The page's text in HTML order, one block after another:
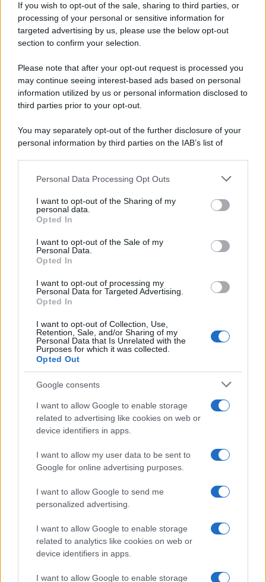
If you wish to opt-out of the sale, sharing to third parties, or
processing of your personal or sensitive information for
targeted advertising by us, please use the below opt-out
section to confirm your selection.
Please note that after your opt-out request is processed you
may continue seeing interest-based ads based on personal
information utilized by us or personal information disclosed to
third parties prior to your opt-out.
You may separately opt-out of the further disclosure of your
personal information by third parties on the IAB’s list of
This information may also be disclosed by us to third parties
disclose it to other third parties.
Please note that this website/app uses one or more Google
services and may gather and store information including but
not limited to your visit or usage behaviour. You may click to
grant or deny consent to Google and its third-party tags to
consent section.
Personal Data Processing Opt Outs
I want to opt-out of the Sharing of my
personal data.
Opted In
I want to opt-out of the Sale of my
Personal Data.
Opted In
I want to opt-out of processing my
Personal Data for Targeted Advertising.
Opted In
I want to opt-out of Collection, Use,
Retention, Sale, and/or Sharing of my
Personal Data that Is Unrelated with the
Purposes for which it was collected.
Opted Out
Google consents
I want to allow Google to enable storage
related to advertising like cookies on web or
device identifiers in apps.
I want to allow my user data to be sent to
Google for online advertising purposes.
I want to allow Google to send me
personalized advertising.
I want to allow Google to enable storage
related to analytics like cookies on web or
device identifiers in apps.
I want to allow Google to enable storage
Ricevi LE FRASI PIÙ BELLE via e-mail
E-mail
FRASI
Frasi celebri
Frasi da condividere
Poesie
FILM
Frasi dei film
Frasi film più lette
Incipit dei film
Film più cercati
Frasi sul cinema
SERVIZI
Mappa del sito
Cookie Policy